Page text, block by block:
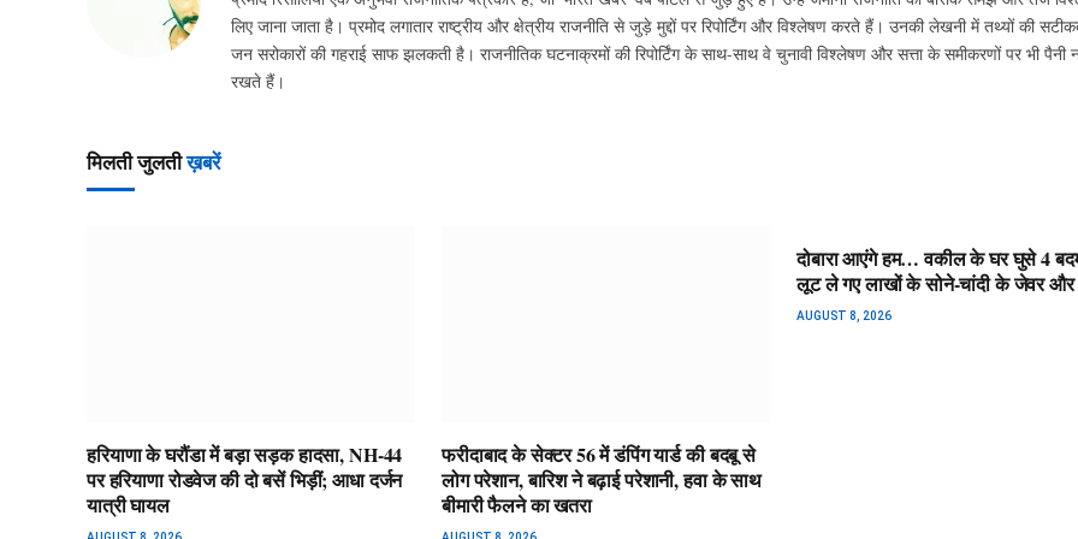
लिए जाना जाता है। प्रमोद लगातार राष्ट्रीय और क्षेत्रीय राजनीति से जुड़े मुद्दों पर रिपोर्टिंग और विश्लेषण करते हैं। उनकी लेखनी में तथ्यों की
जन सरोकारों की गहराई साफ झलकती है। राजनीतिक घटनाक्रमों की रिपोर्टिंग के साथ-साथ वे चुनावी विश्लेषण और सत्ता के समीकरणों पर भी पैनी
रखते हैं।
मिलती जुलतीख़बरें
हरियाणा के घरौंडा में बड़ा सड़क हादसा, NH-44
पर हरियाणा रोडवेज की दो बसें भिड़ीं; आधा दर्जन
यात्री घायल
फरीदाबाद के सेक्टर 56 में डंपिंग यार्ड की बदबू से
लोग परेशान, बारिश ने बढ़ाई परेशानी, हवा के साथ
बीमारी फैलने का खतरा
दोबारा आएंगे हम… वकील के घर घुसे 4
लूट ले गए लाखों के सोने-चांदी के जेवर
AUGUST 8, 2026